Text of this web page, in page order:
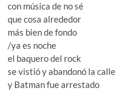
con música de no sé
que cosa alrededor
más bien de fondo
/ya es noche
el baquero del rock
se vistió y abandonó la calle
y Batman fue arrestado